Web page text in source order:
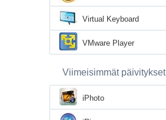
Virtual Keyboard
VMware Player
Viimeisimmät päivitykset
iPhoto